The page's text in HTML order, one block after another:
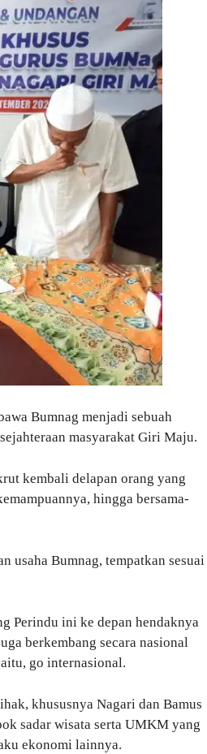
Bumnag menjadi sebuah
masyarakat Giri Maju.
kembali delapan orang yang
hingga bersama-
usaha Bumnag, tempatkan sesuai
Perindu ini ke depan hendaknya
berkembang secara nasional
go internasional.
khususnya Nagari dan Bamus
sadar wisata serta UMKM yang
ekonomi lainnya.